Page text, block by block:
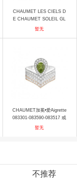
CHAUMET LES CIELS D
E CHAUMET SOLEIL GL
ORIEUX 083638 耳饰
暂无
CHAUMET加冕•爱Aigrette
083301-083590-083517 戒
指
暂无
不推荐